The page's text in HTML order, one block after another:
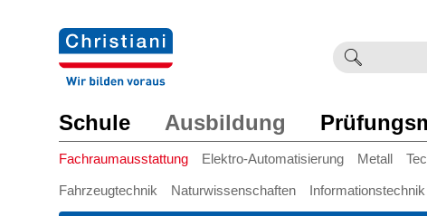
eingeben
Schule Ausbildung
Fachraumausstattung Elektro-Automatisierung Metall
Fahrzeugtechnik Naturwissenschaften Informationstechnik